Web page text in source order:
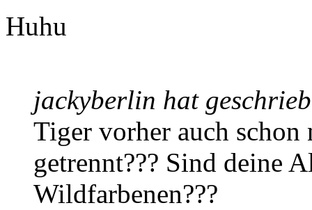
Huhu
jackyberlin hat
Tiger vorher auch
getrennt??? Sind deine
Wildfarbenen???